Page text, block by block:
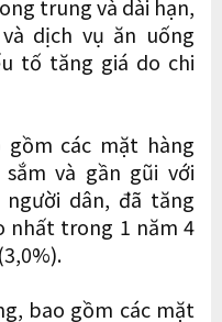
trung và dài hạn,
dịch vụ ăn uống
tố tăng giá do chi
gồm các mặt hàng
và gần gũi với
dân, đã tăng
nhất trong 1 năm 4
bao gồm các mặt